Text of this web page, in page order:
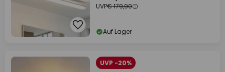
UVP€ 179,90
Auf Lager
UVP -20%